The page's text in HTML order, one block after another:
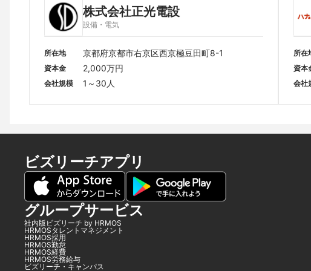
株式会社正光電設
設備・電気
所在地 京都府京都市右京区西京極豆田町8-1
資本金 2,000万円
会社規模 1～30人
所在
資本
会社
ビズリーチアプリ
グループサービス
社内版ビズリーチ by HRMOS
HRMOSタレントマネジメント
HRMOS採用
HRMOS勤怠
HRMOS経費
HRMOS労務給与
ビズリーチ・キャンパス